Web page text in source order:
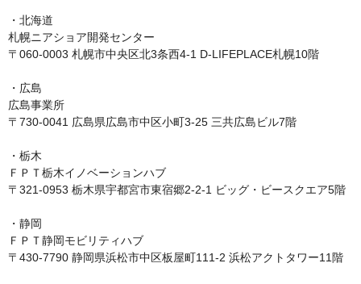
・北海道
札幌ニアショア開発センター
〒060-0003 札幌市中央区北3条西4-1 D-LIFEPLACE札幌10階
・広島
広島事業所
〒730-0041 広島県広島市中区小町3-25 三共広島ビル7階
・栃木
ＦＰＴ栃木イノベーションハブ
〒321-0953 栃木県宇都宮市東宿郷2-2-1 ビッグ・ビースクエア5階
・静岡
ＦＰＴ静岡モビリティハブ
〒430-7790 静岡県浜松市中区板屋町111-2 浜松アクトタワー11階